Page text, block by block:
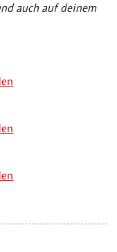
auch auf deinem